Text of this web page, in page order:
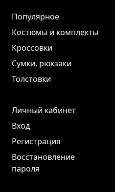
Популярное
Костюмы и комплекты
Кроссовки
Сумки, рюкзаки
Толстовки
Личный кабинет
Вход
Регистрация
Восстановление
пароля